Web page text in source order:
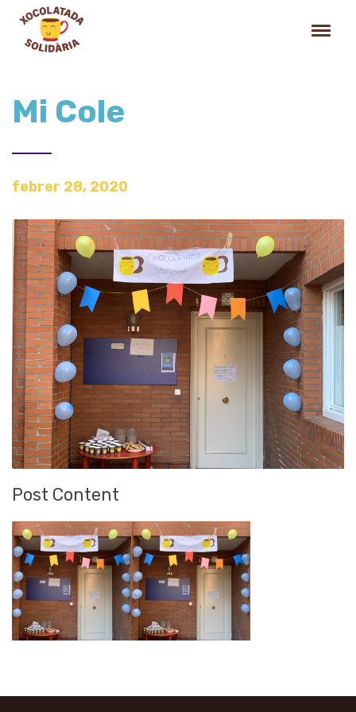
Mi Cole
febrer 28, 2020
Post Content